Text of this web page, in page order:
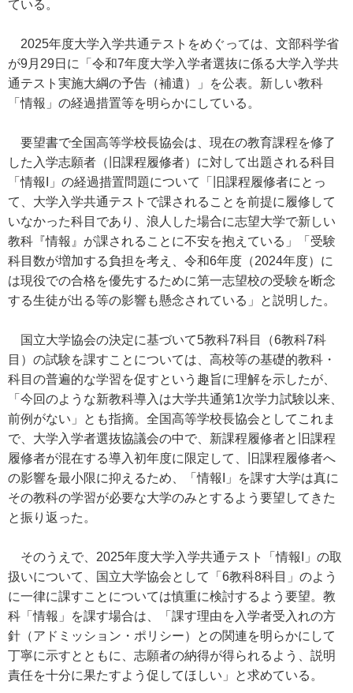
ている。
2025年度大学入学共通テストをめぐっては、文部科学省
が9月29日に「令和7年度大学入学者選抜に係る大学入学共
通テスト実施大綱の予告（補遺）」を公表。新しい教科
「情報」の経過措置等を明らかにしている。
要望書で全国高等学校長協会は、現在の教育課程を修了
した入学志願者（旧課程履修者）に対して出題される科目
「情報I」の経過措置問題について「旧課程履修者にとっ
て、大学入学共通テストで課されることを前提に履修して
いなかった科目であり、浪人した場合に志望大学で新しい
教科『情報』が課されることに不安を抱えている」「受験
科目数が増加する負担を考え、令和6年度（2024年度）に
は現役での合格を優先するために第一志望校の受験を断念
する生徒が出る等の影響も懸念されている」と説明した。
国立大学協会の決定に基づいて5教科7科目（6教科7科
目）の試験を課すことについては、高校等の基礎的教科・
科目の普遍的な学習を促すという趣旨に理解を示したが、
「今回のような新教科導入は大学共通第1次学力試験以来、
前例がない」とも指摘。全国高等学校長協会としてこれま
で、大学入学者選抜協議会の中で、新課程履修者と旧課程
履修者が混在する導入初年度に限定して、旧課程履修者へ
の影響を最小限に抑えるため、「情報I」を課す大学は真に
その教科の学習が必要な大学のみとするよう要望してきた
と振り返った。
そのうえで、2025年度大学入学共通テスト「情報I」の取
扱いについて、国立大学協会として「6教科8科目」のよう
に一律に課すことについては慎重に検討するよう要望。教
科「情報」を課す場合は、「課す理由を入学者受入れの方
針（アドミッション・ポリシー）との関連を明らかにして
丁寧に示すとともに、志願者の納得が得られるよう、説明
責任を十分に果たすよう促してほしい」と求めている。